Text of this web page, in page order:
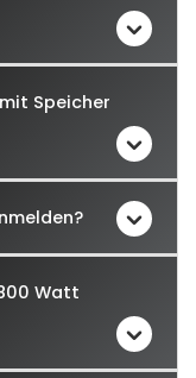
Speicher
Watt